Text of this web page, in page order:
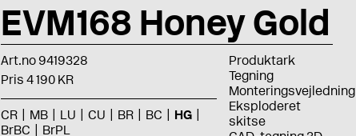
EVM168 Honey Gold
Art.no 9419328
Pris 4 190 KR
CR MB LU CU BR BC
HG
BrBC
BrPL
Produktark
Tegning
Monteringsvejledning
Eksploderet
skitse